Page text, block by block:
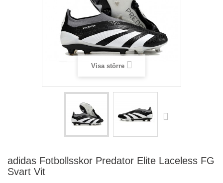
Visa större
adidas Fotbollsskor Predator Elite Laceless FG
Svart Vit